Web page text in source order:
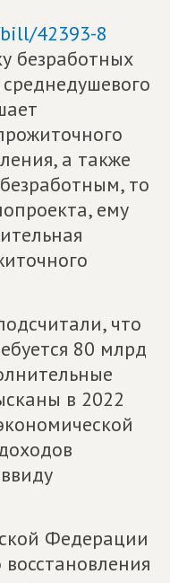
42393-8
безработных
а также
то
ему
что
80 млрд
в 2022
Федерации